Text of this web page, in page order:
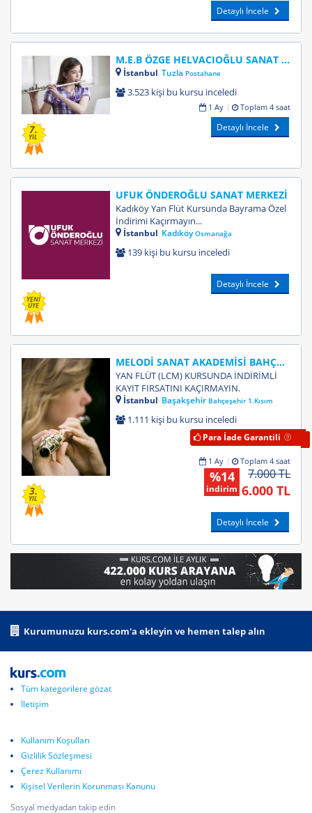
Detaylı İncele
7.
YIL
M.E.B ÖZGE HELVACIOĞLU SANAT AKADEMİSİ
İstanbul Tuzla Postahane
3.523 kişi bu kursu inceledi
1 Ay Toplam 4 saat
Detaylı İncele
YENİ
ÜYE
UFUK ÖNDEROĞLU SANAT MERKEZİ
Kadıköy Yan Flüt Kursunda Bayrama Özel
İndirimi Kaçırmayın...
İstanbul KadıköyOsmanağa
139 kişi bu kursu inceledi
Detaylı İncele
3.
YIL
MELODİ SANAT AKADEMİSİ BAHÇEŞEHİR
YAN FLÜT (LCM) KURSUNDA İNDİRİMLİ
KAYIT FIRSATINI KAÇIRMAYIN.
İstanbul Başakşehir Bahçeşehir 1.Kısım
1.111 kişi bu kursu inceledi
Para İade Garantili
1 Ay Toplam 4 saat
7.000 TL
6.000 TL
%14
indirim
Detaylı İncele
Kurumunuzu kurs.com'a ekleyin ve hemen talep alın
Tüm kategorilere gözat
İletişim
Kullanım Koşulları
Gizlilik Sözleşmesi
Çerez Kullanımı
Kişisel Verilerin Korunması Kanunu
Sosyal medyadan takip edin